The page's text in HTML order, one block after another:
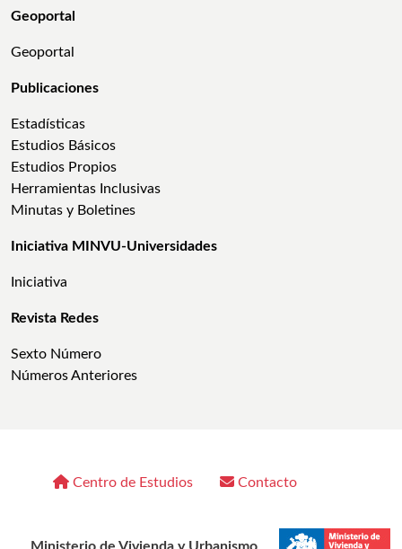
Geoportal
Geoportal
Publicaciones
Estadísticas
Estudios Básicos
Estudios Propios
Herramientas Inclusivas
Minutas y Boletines
Iniciativa MINVU-Universidades
Iniciativa
Revista Redes
Sexto Número
Números Anteriores
Centro de Estudios Contacto